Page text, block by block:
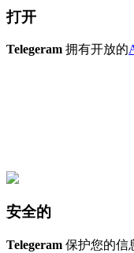
打开
Telegeram 拥有开放的
安全的
Telegeram 保护您的信